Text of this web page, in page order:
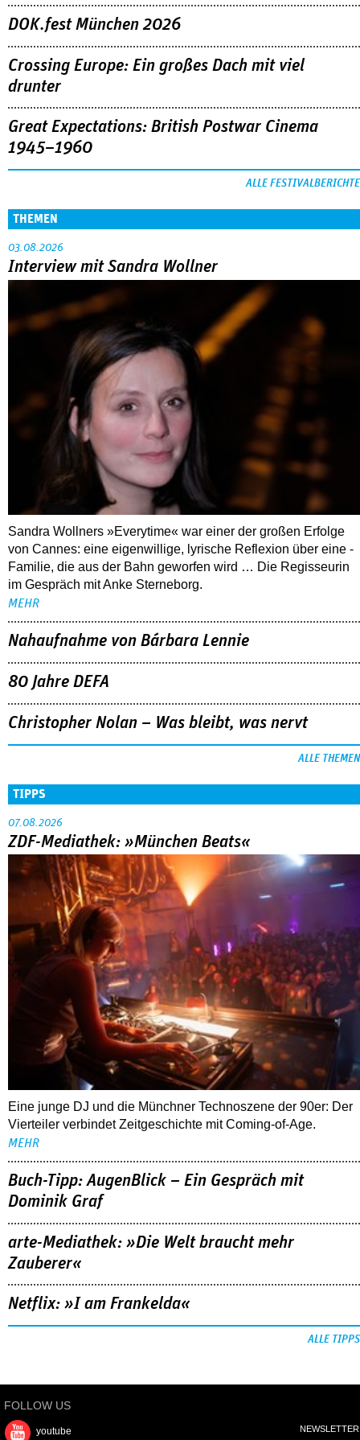
DOK.fest München 2026
Crossing Europe: Ein großes Dach mit viel
drunter
Great Expectations: British Postwar Cinema
1945–1960
ALLE FESTIVALBERICHTE
THEMEN
03.08.2026
Interview mit Sandra Wollner
Sandra Wollners »Everytime« war einer der großen Erfolge
von Cannes: eine eigenwillige, lyrische Reflexion über eine ­
Familie, die aus der Bahn geworfen wird … Die Regisseurin
im Gespräch mit Anke Sterneborg.
MEHR
Nahaufnahme von Bárbara Lennie
80 Jahre DEFA
Christopher Nolan – Was bleibt, was nervt
ALLE THEMEN
TIPPS
07.08.2026
ZDF-Mediathek: »München Beats«
Eine junge DJ und die Münchner Technoszene der 90er: Der
Vierteiler verbindet Zeitgeschichte mit Coming-of-Age.
MEHR
Buch-Tipp: AugenBlick – Ein Gespräch mit
Dominik Graf
arte-Mediathek: »Die Welt braucht mehr
Zauberer«
Netflix: »I am Frankelda«
ALLE TIPPS
FOLLOW US
youtube NEWSLETTER